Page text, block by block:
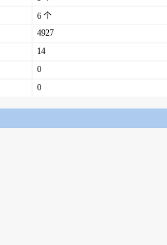
6 个
4927
14
0
0